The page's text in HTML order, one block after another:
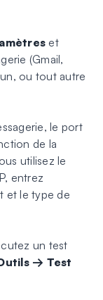
et
(Gmail,
ou tout autre
le port
de la
utilisez le
entrez
et le type de
un test
→ Test